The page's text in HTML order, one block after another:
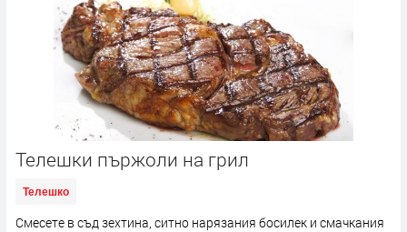
Телешки пържоли на грил
Телешко
Смесете в съд зехтина, ситно нарязания босилек и смачкания